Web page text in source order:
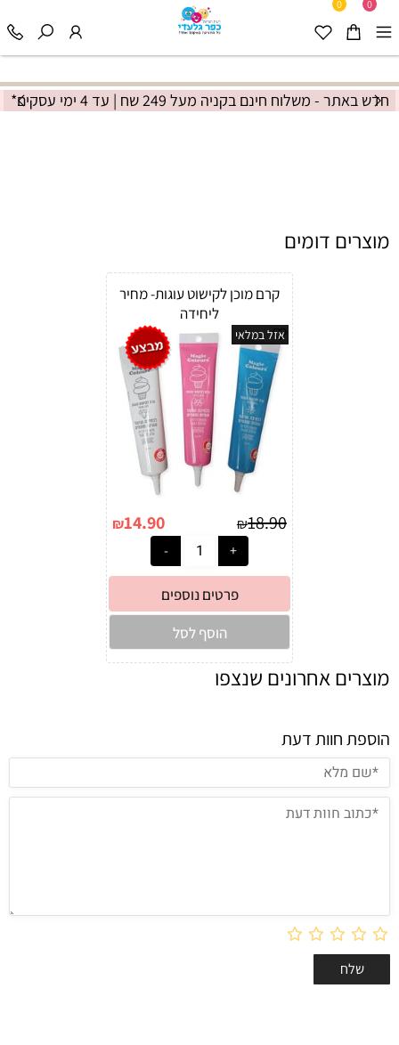
חדש באתר - משלוח חינם בקניה מעל 249 שח | עד 4 ימי עסקים*
0
0
מוצרים דומים
קרם מוכן לקישוט עוגות- מחיר
ליחידה
אזל במלאי
₪18.90
₪14.90
פרטים נוספים
הוסף לסל
מוצרים אחרונים שנצפו
הוספת חוות דעת